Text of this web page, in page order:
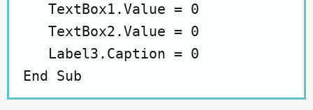
   TextBox1.Value = 0
   TextBox2.Value = 0
   Label3.Caption = 0